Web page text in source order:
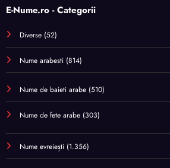
E-Nume.ro - Categorii
Diverse (52)
Nume arabesti (814)
Nume de baieti arabe (510)
Nume de fete arabe (303)
Nume evreiești (1.356)